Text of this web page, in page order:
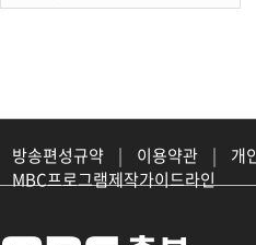
방송편성규약 | 이용약관 | 개
MBC프로그램제작가이드라인